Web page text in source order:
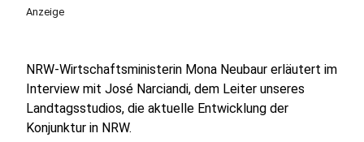
Anzeige
NRW-Wirtschaftsministerin Mona Neubaur erläutert im
Interview mit José Narciandi, dem Leiter unseres
Landtagsstudios, die aktuelle Entwicklung der
Konjunktur in NRW.